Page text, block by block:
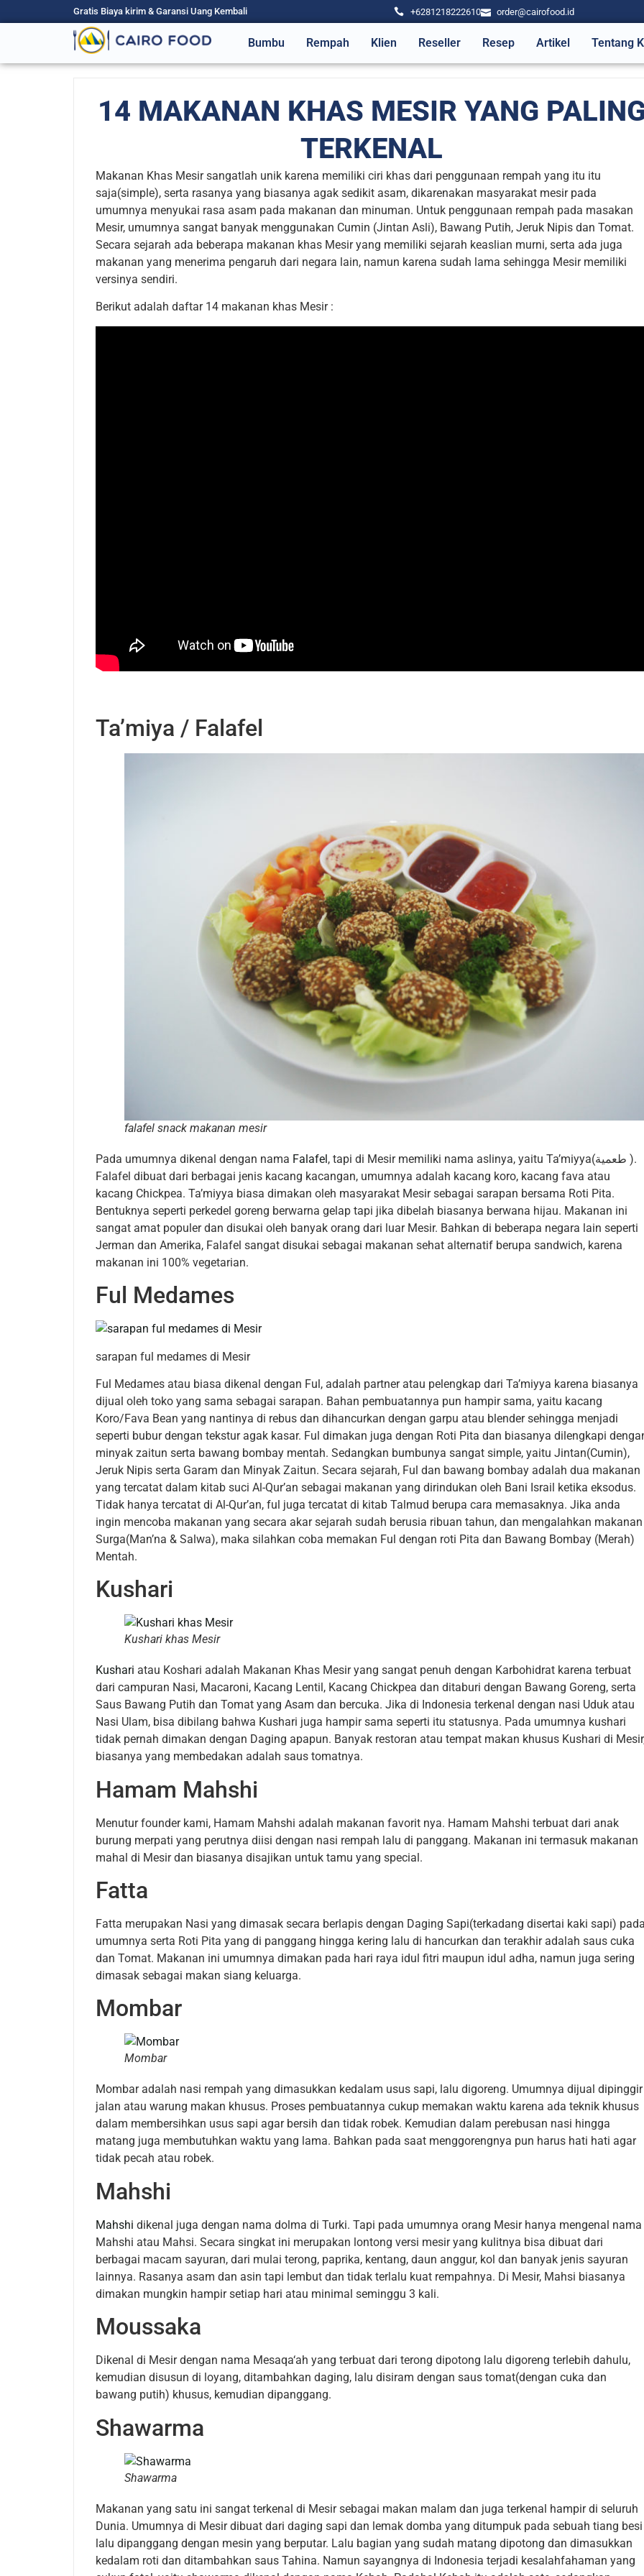
Gratis Biaya kirim & Garansi Uang Kembali +6281218222610 order@cairofood.id
Bumbu Rempah Klien Reseller Resep Artikel Tentang
14 MAKANAN KHAS MESIR YANG
TERKENAL
Makanan Khas Mesir sangatlah unik karena memiliki ciri khas dari penggunaan rempah yang itu itu
saja(simple), serta rasanya yang biasanya agak sedikit asam, dikarenakan masyarakat mesir pada
umumnya menyukai rasa asam pada makanan dan minuman. Untuk penggunaan rempah pada masakan
Mesir, umumnya sangat banyak menggunakan Cumin (Jintan Asli), Bawang Putih, Jeruk Nipis dan Tomat.
Secara sejarah ada beberapa makanan khas Mesir yang memiliki sejarah keaslian murni, serta ada juga
makanan yang menerima pengaruh dari negara lain, namun karena sudah lama sehingga Mesir memiliki
versinya sendiri.
Berikut adalah daftar 14 makanan khas Mesir :
Ta’miya / Falafel
falafel snack makanan mesir
Pada umumnya dikenal dengan nama Falafel, tapi di Mesir memiliki nama aslinya, yaitu Ta’miyya(طعمية ‎ ).
Falafel dibuat dari berbagai jenis kacang kacangan, umumnya adalah kacang koro, kacang fava atau
kacang Chickpea. Ta’miyya biasa dimakan oleh masyarakat Mesir sebagai sarapan bersama Roti Pita.
Bentuknya seperti perkedel goreng berwarna gelap tapi jika dibelah biasanya berwana hijau. Makanan ini
sangat amat populer dan disukai oleh banyak orang dari luar Mesir. Bahkan di beberapa negara lain seperti
Jerman dan Amerika, Falafel sangat disukai sebagai makanan sehat alternatif berupa sandwich, karena
makanan ini 100% vegetarian.
Ful Medames
sarapan ful medames di Mesir
Ful Medames atau biasa dikenal dengan Ful, adalah partner atau pelengkap dari Ta’miyya karena biasanya
dijual oleh toko yang sama sebagai sarapan. Bahan pembuatannya pun hampir sama, yaitu kacang
Koro/Fava Bean yang nantinya di rebus dan dihancurkan dengan garpu atau blender sehingga menjadi
seperti bubur dengan tekstur agak kasar. Ful dimakan juga dengan Roti Pita dan biasanya dilengkapi
minyak zaitun serta bawang bombay mentah. Sedangkan bumbunya sangat simple, yaitu Jintan(Cumin),
Jeruk Nipis serta Garam dan Minyak Zaitun. Secara sejarah, Ful dan bawang bombay adalah dua makanan
yang tercatat dalam kitab suci Al-Qur’an sebagai makanan yang dirindukan oleh Bani Israil ketika eksodus.
Tidak hanya tercatat di Al-Qur’an, ful juga tercatat di kitab Talmud berupa cara memasaknya. Jika anda
ingin mencoba makanan yang secara akar sejarah sudah berusia ribuan tahun, dan mengalahkan makanan
Surga(Man’na & Salwa), maka silahkan coba memakan Ful dengan roti Pita dan Bawang Bombay (Merah)
Mentah.
Kushari
Kushari khas Mesir
Kushari atau Koshari adalah Makanan Khas Mesir yang sangat penuh dengan Karbohidrat karena terbuat
dari campuran Nasi, Macaroni, Kacang Lentil, Kacang Chickpea dan ditaburi dengan Bawang Goreng, serta
Saus Bawang Putih dan Tomat yang Asam dan bercuka. Jika di Indonesia terkenal dengan nasi Uduk atau
Nasi Ulam, bisa dibilang bahwa Kushari juga hampir sama seperti itu statusnya. Pada umumnya kushari
tidak pernah dimakan dengan Daging apapun. Banyak restoran atau tempat makan khusus Kushari di
biasanya yang membedakan adalah saus tomatnya.
Hamam Mahshi
Menutur founder kami, Hamam Mahshi adalah makanan favorit nya. Hamam Mahshi terbuat dari anak
burung merpati yang perutnya diisi dengan nasi rempah lalu di panggang. Makanan ini termasuk makanan
mahal di Mesir dan biasanya disajikan untuk tamu yang special.
Fatta
Fatta merupakan Nasi yang dimasak secara berlapis dengan Daging Sapi(terkadang disertai kaki sapi)
umumnya serta Roti Pita yang di panggang hingga kering lalu di hancurkan dan terakhir adalah saus cuka
dan Tomat. Makanan ini umumnya dimakan pada hari raya idul fitri maupun idul adha, namun juga sering
dimasak sebagai makan siang keluarga.
Mombar
Mombar
Mombar adalah nasi rempah yang dimasukkan kedalam usus sapi, lalu digoreng. Umumnya dijual dipinggir
jalan atau warung makan khusus. Proses pembuatannya cukup memakan waktu karena ada teknik khusus
dalam membersihkan usus sapi agar bersih dan tidak robek. Kemudian dalam perebusan nasi hingga
matang juga membutuhkan waktu yang lama. Bahkan pada saat menggorengnya pun harus hati hati agar
tidak pecah atau robek.
Mahshi
Mahshi dikenal juga dengan nama dolma di Turki. Tapi pada umumnya orang Mesir hanya mengenal nama
Mahshi atau Mahsi. Secara singkat ini merupakan lontong versi mesir yang kulitnya bisa dibuat dari
berbagai macam sayuran, dari mulai terong, paprika, kentang, daun anggur, kol dan banyak jenis sayuran
lainnya. Rasanya asam dan asin tapi lembut dan tidak terlalu kuat rempahnya. Di Mesir, Mahsi biasanya
dimakan mungkin hampir setiap hari atau minimal seminggu 3 kali.
Moussaka
Dikenal di Mesir dengan nama Mesaqa‘ah yang terbuat dari terong dipotong lalu digoreng terlebih dahulu,
kemudian disusun di loyang, ditambahkan daging, lalu disiram dengan saus tomat(dengan cuka dan
bawang putih) khusus, kemudian dipanggang.
Shawarma
Shawarma
Makanan yang satu ini sangat terkenal di Mesir sebagai makan malam dan juga terkenal hampir di seluruh
Dunia. Umumnya di Mesir dibuat dari daging sapi dan lemak domba yang ditumpuk pada sebuah tiang besi
lalu dipanggang dengan mesin yang berputar. Lalu bagian yang sudah matang dipotong dan dimasukkan
kedalam roti dan ditambahkan saus Tahina. Namun sayangnya di Indonesia terjadi kesalahfahaman yang